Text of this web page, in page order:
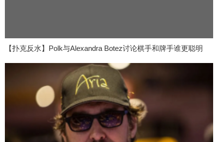
【扑克反水】Polk与Alexandra Botez讨论棋手和牌手谁更聪明